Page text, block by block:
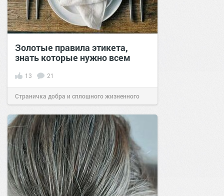
Золотые правила этикета,
знать которые нужно всем
13 21
Страничка добра и сплошного жизненного
позитива!17:5110 май 2023